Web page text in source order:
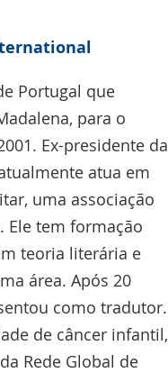
Portugal que
para o
Ex-presidente da
atua em
uma associação
Ele tem formação
teoria literária e
área. Após 20
como tradutor.
de câncer infantil,
Rede Global de